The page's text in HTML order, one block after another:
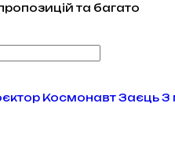
та багато